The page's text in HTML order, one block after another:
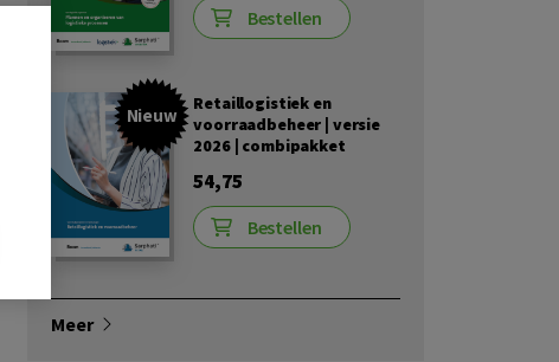
Bestellen
Nieuw
Retaillogistiek en
voorraadbeheer | versie
2026 | combipakket
54,75
Bestellen
Meer